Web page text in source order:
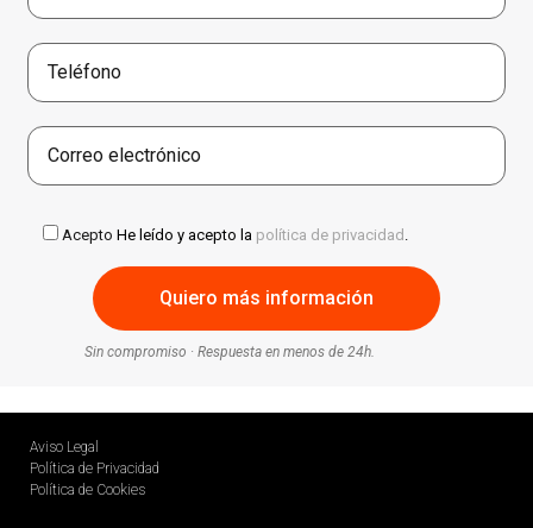
Acepto He leído y acepto la política de privacidad
Sin compromiso · Respuesta en menos de 24h.
Aviso Legal
Política de Privacidad
Política de Cookies